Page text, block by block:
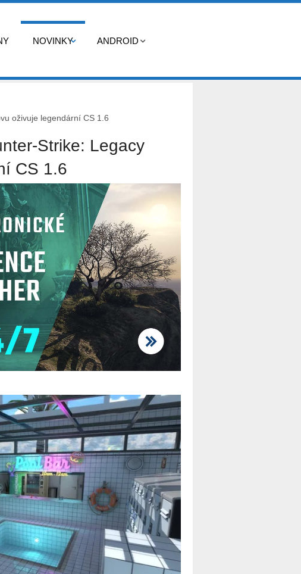
NOVINKY ANDROID
oživuje legendární CS 1.6
Strike: Legacy
CS 1.6